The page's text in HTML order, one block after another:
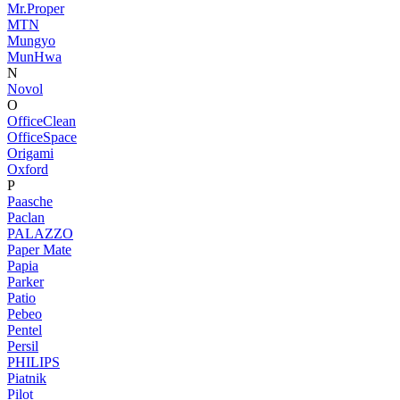
Mr.Proper
MTN
Mungyo
MunHwa
N
Novol
O
OfficeClean
OfficeSpace
Origami
Oxford
P
Paasche
Paclan
PALAZZO
Paper Mate
Papia
Parker
Patio
Pebeo
Pentel
Persil
PHILIPS
Piatnik
Pilot